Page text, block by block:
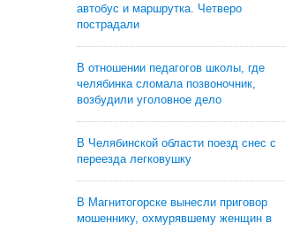
автобус и маршрутка. Четверо
пострадали
В отношении педагогов школы, где
челябинка сломала позвоночник,
возбудили уголовное дело
В Челябинской области поезд снес с
переезда легковушку
В Магнитогорске вынесли приговор
мошеннику, охмурявшему женщин в